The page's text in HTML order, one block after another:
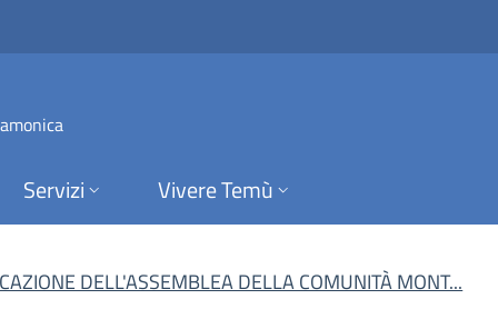
Servizi Vivere Temù
DELL'ASSEMBLEA DELLA COMUNITÀ MONT...